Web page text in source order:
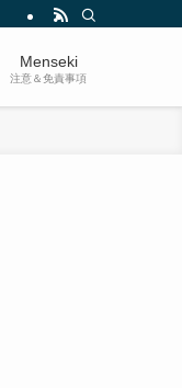
Menseki
注意＆免責事項